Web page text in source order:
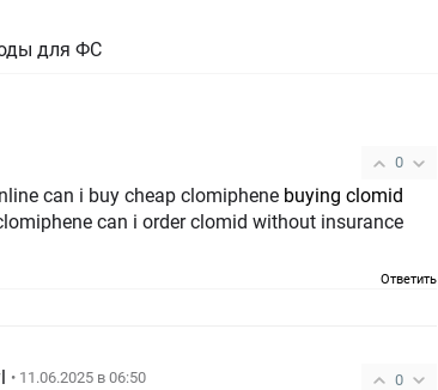
для ФС
0
can i buy cheap clomiphene buying clomid
can i order clomid without insurance
Ответить
0
• 11.06.2025 в 06:50